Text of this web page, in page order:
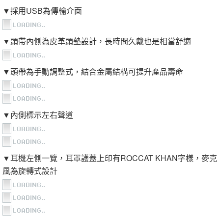
▼採用USB為傳輸介面
▼頭帶內側為皮革頭墊設計，長時間久戴也是相當舒適
▼頭帶為手動調整式，結合金屬結構可提升產品壽命
▼內側標示左右聲道
▼耳機左側一覽，耳罩護蓋上印有ROCCAT KHAN字樣，麥克
風為旋轉式設計